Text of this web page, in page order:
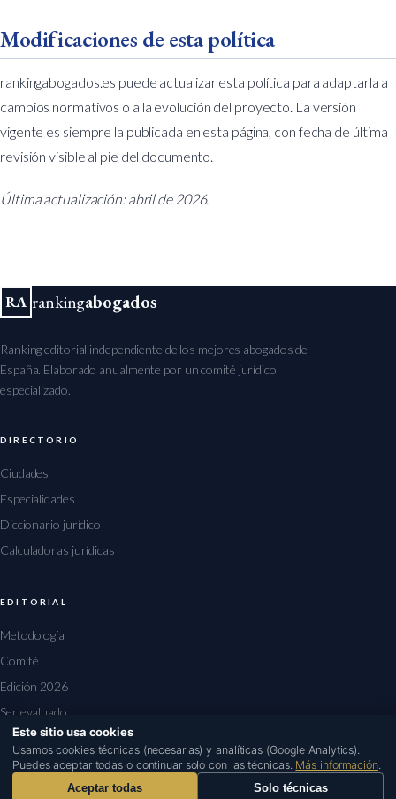
Modificaciones de esta política
rankingabogados.es puede actualizar esta política para adaptarla a
cambios normativos o a la evolución del proyecto. La versión
vigente es siempre la publicada en esta página, con fecha de última
revisión visible al pie del documento.
Última actualización: abril de 2026.
RA rankingabogados
Ranking editorial independiente de los mejores abogados de
España. Elaborado anualmente por un comité jurídico
especializado.
DIRECTORIO
Ciudades
Especialidades
Diccionario jurídico
Calculadoras jurídicas
EDITORIAL
Metodología
Comité
Edición 2026
Ser evaluado
Este sitio usa cookies
Usamos cookies técnicas (necesarias) y analíticas (Google Analytics).
Puedes aceptar todas o continuar solo con las técnicas. Más información.
Aceptar todas
Solo técnicas